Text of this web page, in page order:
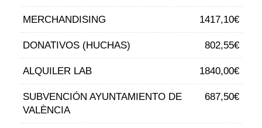
MERCHANDISING 1417,10€
DONATIVOS (HUCHAS) 802,55€
ALQUILER LAB 1840,00€
SUBVENCIÓN AYUNTAMIENTO DE
VALÈNCIA
687,50€